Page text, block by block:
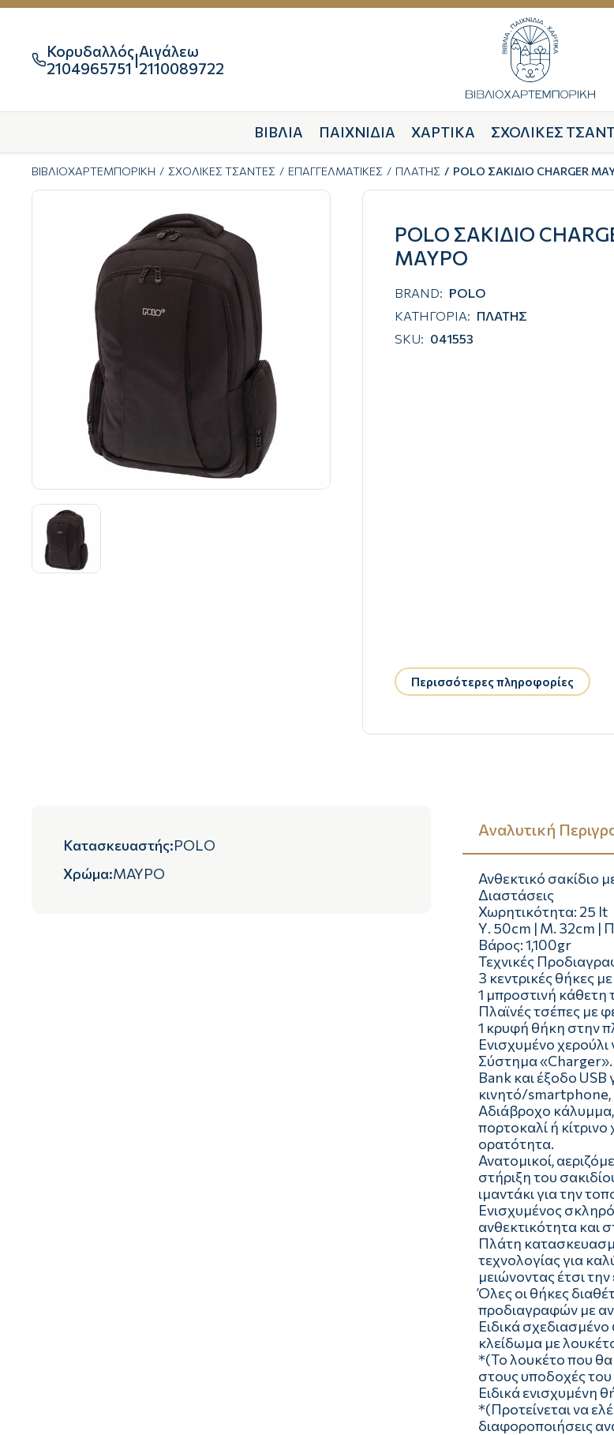
Κορυδαλλός
2104965751 |Αιγάλεω
2110089722
ΒΙΒΛΙΑ ΠΑΙΧΝΙΔΙΑ ΧΑΡΤΙΚΑ ΣΧΟΛΙΚΕΣ
ΒΙΒΛΙΟΧΑΡΤΕΜΠΟΡΙΚΗ ΣΧΟΛΙΚΕΣ ΤΣΑΝΤΕΣ ΕΠΑΓΓΕΛΜΑΤΙΚΕΣ ΠΛΑΤΗΣ POLO ΣΑΚΙΔΙΟ CHARGER
POLO ΣΑΚΙΔΙΟ
ΜΑΥΡΟ
BRAND: POLO
ΚΑΤΗΓΟΡΙΑ: ΠΛΑΤΗΣ
SKU: 041553
Περισσότερες πληροφορίες
Κατασκευαστής:POLO
Χρώμα:ΜΑΥΡΟ
Αναλυτική
Ανθεκτικό σακίδιο
Διαστάσεις
Χωρητικότητα: 25 lt
Υ. 50cm | Μ. 32cm |
Βάρος: 1,100gr
Τεχνικές
3 κεντρικές θήκες
1 μπροστινή κάθετη
Πλαϊνές τσέπες µε
1 κρυφή θήκη στην
Ενισχυμένο
Σύστημα
Bank και έξοδο
κινητό/
Αδιάβροχο
πορτοκαλί ή
ορατότητα.
Ανατομικοί,
στήριξη του
ιμαντάκι για την
Ενισχυμένος
ανθεκτικότητα και
Πλάτη
τεχνολογίας για
μειώνοντας έτσι
Όλες οι θήκες
προδιαγραφών με
Ειδικά
κλείδωμα με
*(Το λουκέτο που θα
στους υποδοχές
Ειδικά ενισχυμένη
*(Προτείνεται να
διαφοροποιήσεις